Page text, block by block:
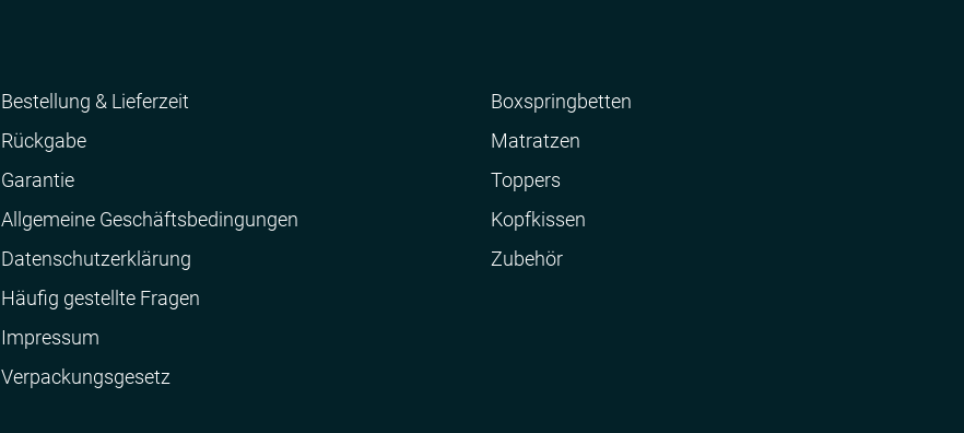
Bestellung & Lieferzeit
Rückgabe
Garantie
Allgemeine Geschäftsbedingungen
Datenschutzerklärung
Häufig gestellte Fragen
Impressum
Verpackungsgesetz
Boxspringbetten
Matratzen
Toppers
Kopfkissen
Zubehör